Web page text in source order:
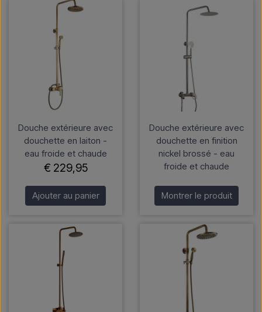
Douche extérieure avec
douchette en laiton -
eau froide et chaude
€ 229,95
Ajouter au panier
Douche extérieure avec
douchette en finition
nickel brossé - eau
froide et chaude
Montrer le produit